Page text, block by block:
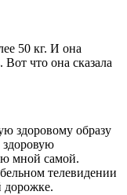
50 кг. И она
что она сказала
здоровому образу
мной самой.
телевидении
дорожке.